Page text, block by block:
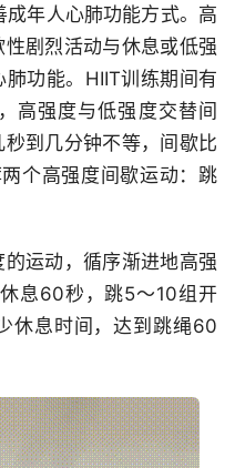
年人心肺功能方式。高
剧烈活动与休息或低强
功能。HIIT训练期间有
高强度与低强度交替间
到几分钟不等，间歇比
个高强度间歇运动：跳
运动，循序渐进地高强
息60秒，跳5～10组开
休息时间，达到跳绳60